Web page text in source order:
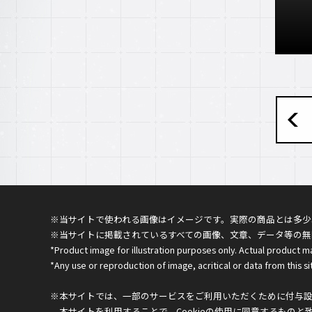
※当サイトで使われる画像はイメージです。実際の商品とは多
※当サイトに掲載されているすべての画像、文章、データ等の
*Product image for illustration purposes only. Actual product
*Any use or reproduction of image, acritical or data from this
※本サイトでは、一部のサービスをご利用いただくために付与